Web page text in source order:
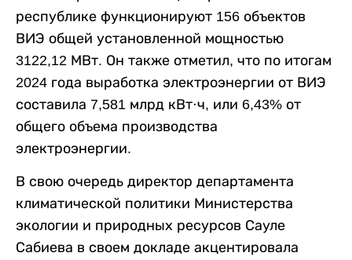
республике функционируют 156 объектов
ВИЭ общей установленной мощностью
3122,12 МВт. Он также отметил, что по итогам
2024 года выработка электроэнергии от ВИЭ
составила 7,581 млрд кВт·ч, или 6,43% от
общего объема производства
электроэнергии.
В свою очередь директор департамента
климатической политики Министерства
экологии и природных ресурсов Сауле
Сабиева в своем докладе акцентировала